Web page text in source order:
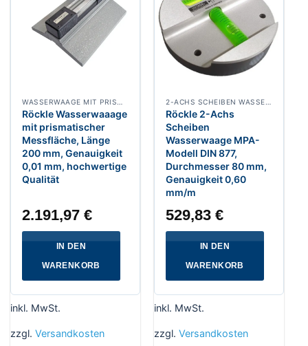
Röckle Wasserwaaage
mit prismatischer
Messfläche, Länge
200 mm, Genauigkeit
0,01 mm, hochwertige
Qualität
2.191,97€
IN DEN
WARENKORB
inkl. MwSt.
zzgl. Versandkosten
Röckle 2-Achs
Scheiben
Wasserwaage MPA-
Modell DIN 877,
Durchmesser 80 mm,
Genauigkeit 0,60
mm/m
529,83€
IN DEN
WARENKORB
inkl. MwSt.
zzgl. Versandkosten